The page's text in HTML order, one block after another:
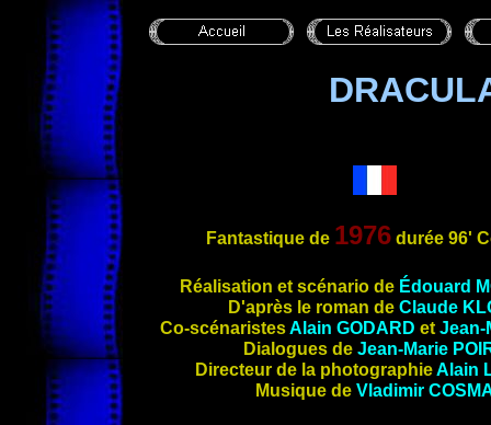
Fantastique de 1976 durée 96'
Réalisation et scénario de Édouard
D'après le roman de Claude
Co-scénaristesAlain GODARD et Jean-
Dialogues de Jean-Marie
Directeur de la photographieAlain
Musique de Vladimir